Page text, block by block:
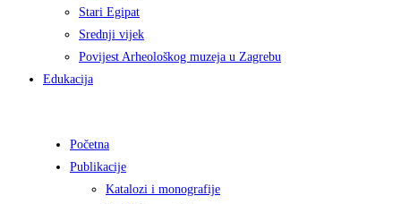
Stari Egipat
Srednji vijek
Povijest Arheološkog muzeja u Zagrebu
Edukacija
Početna
Publikacije
Katalozi i monografije